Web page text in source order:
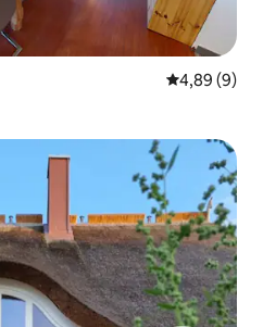
4,89 (9)